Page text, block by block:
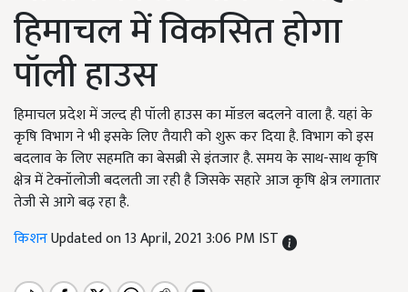
हिमाचल में विकसित होगा
पॉली हाउस
हिमाचल प्रदेश में जल्द ही पॉली हाउस का मॉडल बदलने वाला है. यहां के
कृषि विभाग ने भी इसके लिए तैयारी को शुरू कर दिया है. विभाग को इस
बदलाव के लिए सहमति का बेसब्री से इंतजार है. समय के साथ-साथ कृषि
क्षेत्र में टेक्नॉलोजी बदलती जा रही है जिसके सहारे आज कृषि क्षेत्र लगातार
तेजी से आगे बढ़ रहा है.
किशनUpdated on 13 April, 2021 3:06 PM IST